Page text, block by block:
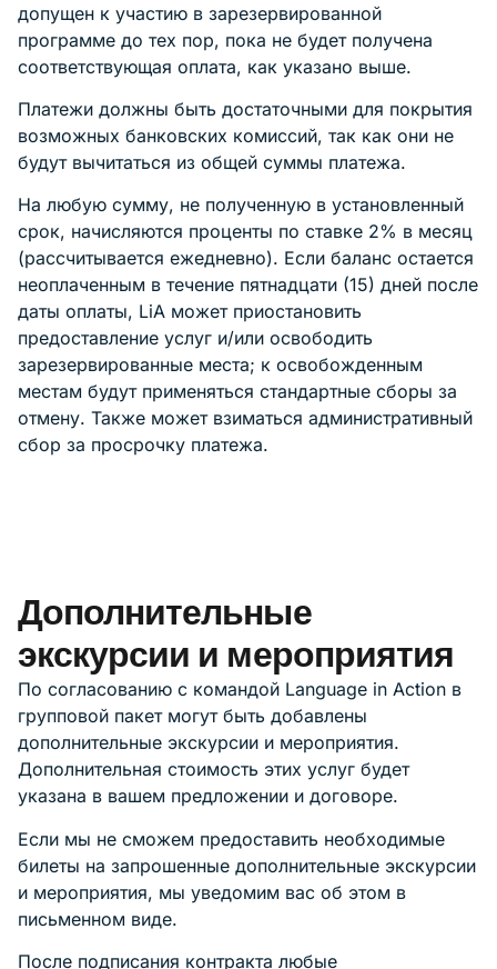
допущен к участию в зарезервированной
программе до тех пор, пока не будет получена
соответствующая оплата, как указано выше.
Платежи должны быть достаточными для покрытия
возможных банковских комиссий, так как они не
будут вычитаться из общей суммы платежа.
На любую сумму, не полученную в установленный
срок, начисляются проценты по ставке 2% в месяц
(рассчитывается ежедневно). Если баланс остается
неоплаченным в течение пятнадцати (15) дней после
даты оплаты, LiA может приостановить
предоставление услуг и/или освободить
зарезервированные места; к освобожденным
местам будут применяться стандартные сборы за
отмену. Также может взиматься административный
сбор за просрочку платежа.
Дополнительные
экскурсии и мероприятия
По согласованию с командой Language in Action в
групповой пакет могут быть добавлены
дополнительные экскурсии и мероприятия.
Дополнительная стоимость этих услуг будет
указана в вашем предложении и договоре.
Если мы не сможем предоставить необходимые
билеты на запрошенные дополнительные экскурсии
и мероприятия, мы уведомим вас об этом в
письменном виде.
После подписания контракта любые